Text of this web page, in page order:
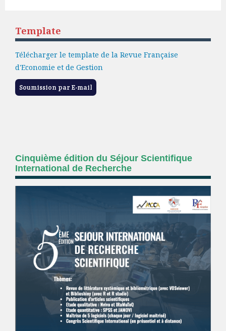
Template
Télécharger le template de la Revue Française
d'Economie et de Gestion
Soumission par E-mail
Cinquième édition du Séjour Scientifique
International de Recherche